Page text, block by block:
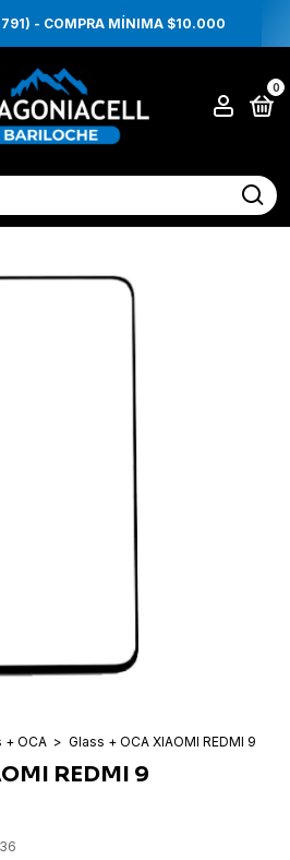
791) - COMPRA MÍNIMA $10.000
0
+ OCA > Glass + OCA XIAOMI REDMI 9
REDMI 9